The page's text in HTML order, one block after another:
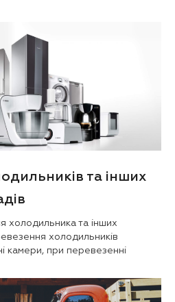
та інших
холодильника та інших
холодильників
камери, при перевезенні